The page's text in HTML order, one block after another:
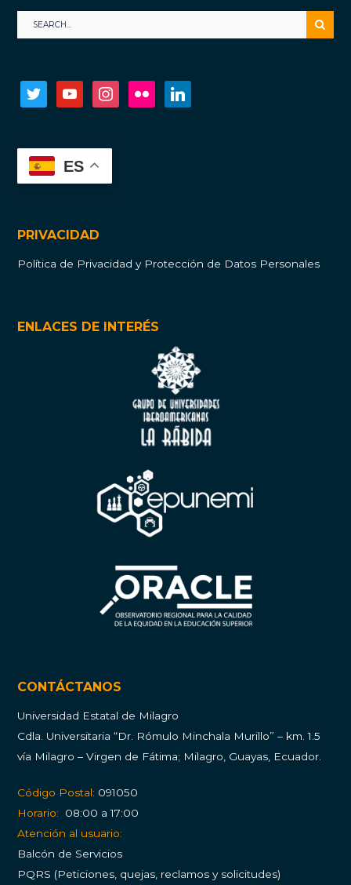
twitter youtube instagramflickr
ES
PRIVACIDAD
Política de Privacidad y Protección de Datos Personales
ENLACES DE INTERÉS
CONTÁCTANOS
Universidad Estatal de Milagro
Cdla. Universitaria “Dr. Rómulo Minchala Murillo” – km. 1.5
vía Milagro – Virgen de Fátima; Milagro, Guayas, Ecuador.
Código Postal: 091050
Horario:
08:00 a 17:00
Atención al usuario:
Balcón de Servicios
PQRS (Peticiones, quejas, reclamos y solicitudes)